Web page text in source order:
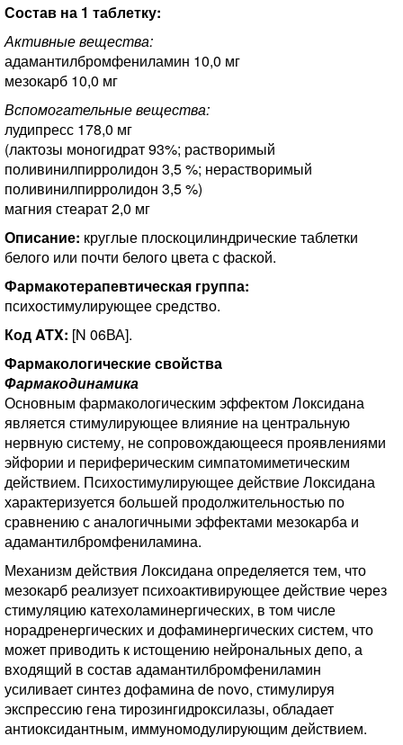
Состав на 1 таблетку:
Активные вещества:
адамантилбромфениламин 10,0 мг
мезокарб 10,0 мг
Вспомогательные вещества:
лудипресс 178,0 мг
(лактозы моногидрат 93%; растворимый
поливинилпирролидон 3,5 %; нерастворимый
поливинилпирролидон 3,5 %)
магния стеарат 2,0 мг
Описание: круглые плоскоцилиндрические таблетки
белого или почти белого цвета с фаской.
Фармакотерапевтическая группа:
психостимулирующее средство.
Код ATX: [N 06ВА].
Фармакологические свойства
Фармакодинамика
Основным фармакологическим эффектом Локсидана
является стимулирующее влияние на центральную
нервную систему, не сопровождающееся проявлениями
эйфории и периферическим симпатомиметическим
действием. Психостимулирующее действие Локсидана
характеризуется большей продолжительностью по
сравнению с аналогичными эффектами мезокарба и
адамантилбромфениламина.
Механизм действия Локсидана определяется тем, что
мезокарб реализует психоактивирующее действие через
стимуляцию катехоламинергических, в том числе
норадренергических и дофаминергических систем, что
может приводить к истощению нейрональных депо, а
входящий в состав адамантилбромфениламин
усиливает синтез дофамина de novo, стимулируя
экспрессию гена тирозингидроксилазы, обладает
антиоксидантным, иммуномодулирующим действием.